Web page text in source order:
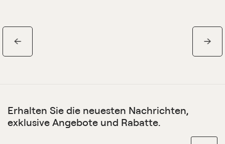
Erhalten Sie die neuesten Nachrichten,
exklusive Angebote und Rabatte.